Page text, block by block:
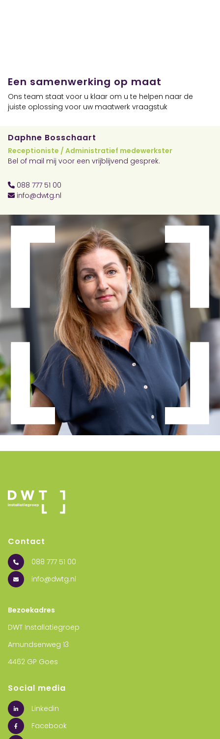
Een samenwerking op maat
Ons team staat voor u klaar om u te helpen naar de
juiste oplossing voor uw maatwerk vraagstuk
Daphne Bosschaart
Receptioniste / Administratief medewerkster
Bel of mail mij voor een vrijblijvend gesprek.
088 777 51 00
info@dwtg.nl
Contact
088 777 51 00
info@dwtg.nl
Bezoekadres
DWT Installatiegroep
Amundsenweg 13
4462 GP Goes
Social media
Linkedin
Facebook